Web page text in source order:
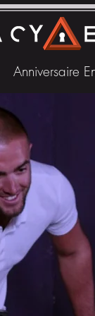
Anniversaire